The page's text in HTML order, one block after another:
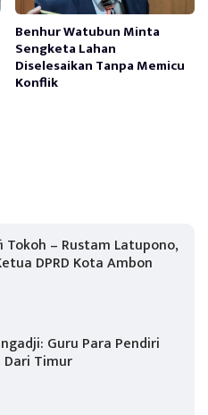
Benhur Watubun Minta
Sengketa Lahan
Diselesaikan Tanpa Memicu
Konflik
Tokoh – Rustam Latupono,
DPRD Kota Ambon
Guru Para Pendiri
Dari Timur